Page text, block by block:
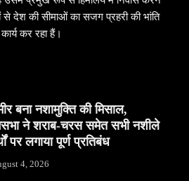
से देश की सीमाओं का सजग प्रहरी की भांति
कार्य कर रहा हैं।
बना नशामुक्ति की मिसाल,
ने शराब-चरस समेत सभी नशीले
पर लगाया पूर्ण प्रतिबंध
4, 2026